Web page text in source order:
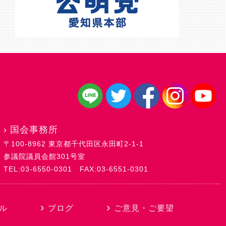
› 国会事務所
〒100-8962 東京都千代田区永田町2-1-1
参議院議員会館301号室
TEL:03-6550-0301 FAX:03-6551-0301
ブログ ご意見・ご要望